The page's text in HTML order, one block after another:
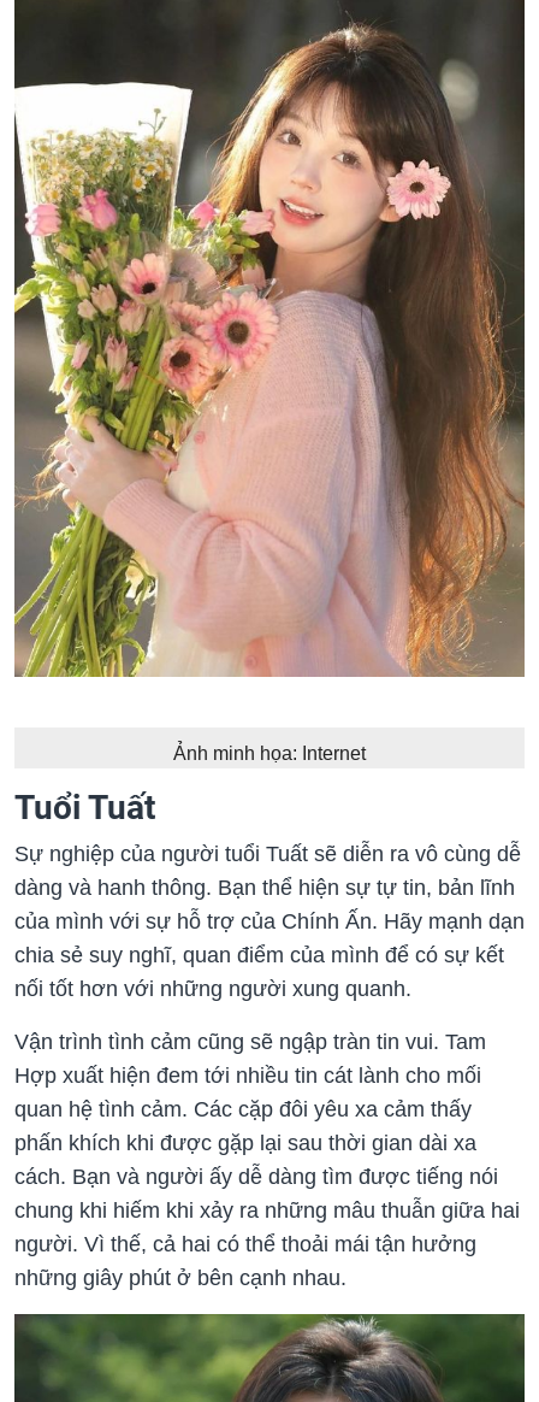
Ảnh minh họa: Internet
Tuổi Tuất
Sự nghiệp của người tuổi Tuất sẽ diễn ra vô cùng dễ
dàng và hanh thông. Bạn thể hiện sự tự tin, bản lĩnh
của mình với sự hỗ trợ của Chính Ấn. Hãy mạnh dạn
chia sẻ suy nghĩ, quan điểm của mình để có sự kết
nối tốt hơn với những người xung quanh.
Vận trình tình cảm cũng sẽ ngập tràn tin vui. Tam
Hợp xuất hiện đem tới nhiều tin cát lành cho mối
quan hệ tình cảm. Các cặp đôi yêu xa cảm thấy
phấn khích khi được gặp lại sau thời gian dài xa
cách. Bạn và người ấy dễ dàng tìm được tiếng nói
chung khi hiếm khi xảy ra những mâu thuẫn giữa hai
người. Vì thế, cả hai có thể thoải mái tận hưởng
những giây phút ở bên cạnh nhau.